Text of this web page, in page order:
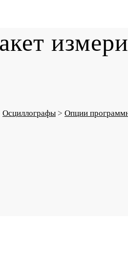
Осциллографы > Опции